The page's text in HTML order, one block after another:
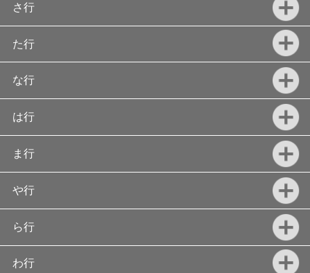
さ行
た行
な行
は行
ま行
や行
ら行
わ行